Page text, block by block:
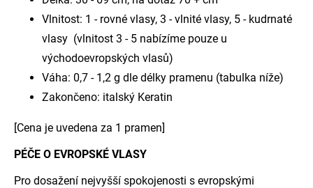
Vlnitost: 1 - rovné vlasy, 3 - vlnité vlasy, 5 - kudrnaté
vlasy (vlnitost 3 - 5 nabízíme pouze u
východoevropských vlasů)
Váha: 0,7 - 1,2 g dle délky pramenu (tabulka níže)
Zakončeno: italský Keratin
[Cena je uvedena za 1 pramen]
PÉČE O EVROPSKÉ VLASY
Pro dosažení nejvyšší spokojenosti s evropskými